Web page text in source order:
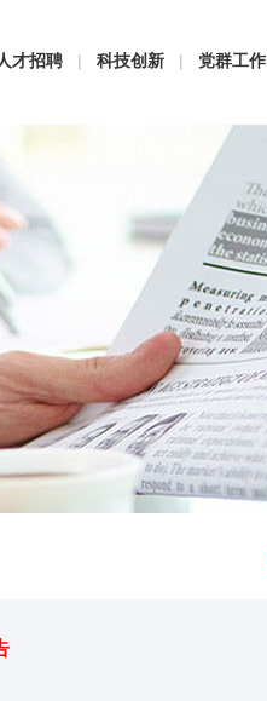
人才招聘 | 科技创新 | 党群工作